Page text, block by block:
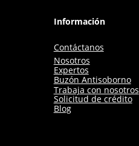
Información
Contáctanos
Nosotros
Expertos
Buzón Antisoborno
Trabaja con nosotros
Solicitud de crédito
Blog